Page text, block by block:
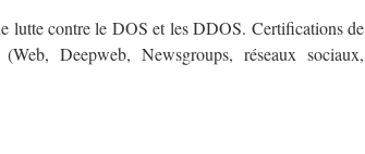
lutte contre le DOS et les DDOS. Certifications de
Deepweb, Newsgroups, réseaux sociaux,